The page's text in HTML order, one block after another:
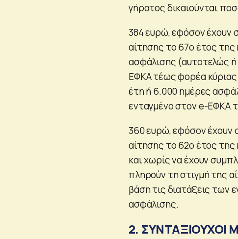
γήρατος δικαιούνται
384 ευρώ, εφόσον έχουν
αίτησης το 67ο έτος της
ασφάλισης (αυτοτελώς ή
ΕΦΚΑ τέως φορέα κύριας
έτη ή 6.000 ημέρες
ενταγμένο στον e-ΕΦΚΑ
360 ευρώ, εφόσον έχουν
αίτησης το 62ο έτος της
και χωρίς να έχουν
πληρούν τη στιγμή της
βάση τις διατάξεις
ασφάλισης.
2. ΣΥΝΤΑΞΙΟΥΧΟΙ